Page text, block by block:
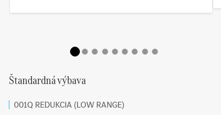
Štandardná výbava
001Q REDUKCIA (LOW RANGE)